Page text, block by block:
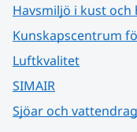
Havsmiljö i kust och
Kunskapscentrum
Luftkvalitet
SIMAIR
Sjöar och vattendrag